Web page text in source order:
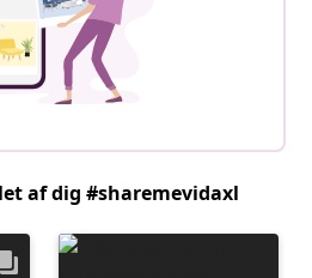
af dig #sharemevidaxl